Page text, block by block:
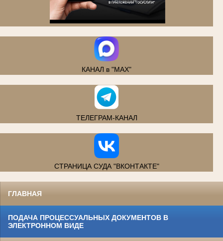
КАНАЛ в "MAX"
ТЕЛЕГРАМ-КАНАЛ
СТРАНИЦА СУДА "ВКОНТАКТЕ"
ГЛАВНАЯ
ПОДАЧА ПРОЦЕССУАЛЬНЫХ ДОКУМЕНТОВ В
ЭЛЕКТРОННОМ ВИДЕ